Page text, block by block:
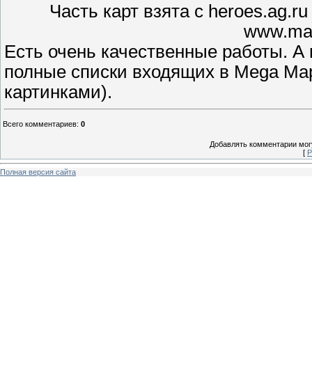
Часть карт взята с heroes.ag.ru
Есть очень качественные работы.
полные списки входящих в Mega
картинками).
Всего комментариев: 0
Добавлять комментарии
[
Полная версия сайта